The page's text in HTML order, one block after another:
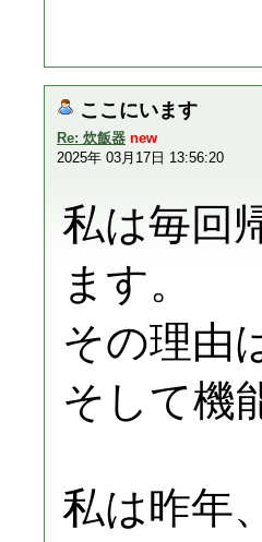
ここにいます
Re: 炊飯器 new
2025年 03月17日 13:56:20
私は毎回
ます。
その理由
そして機
私は昨年